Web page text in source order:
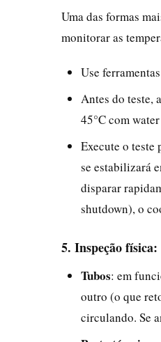
Uma das formas
monitorar as
Use
Antes do teste,
45°C com
Execute o teste
se estabilizará
disparar
shutdown), o
5. Inspeção
Tubos: em
outro (o que
circulando. Se